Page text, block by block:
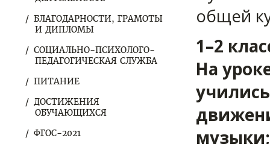
БЛАГОДАРНОСТИ, ГРАМОТЫ
И ДИПЛОМЫ
СОЦИАЛЬНО-ПСИХОЛОГО-
ПЕДАГОГИЧЕСКАЯ СЛУЖБА
ПИТАНИЕ
ДОСТИЖЕНИЯ
ОБУЧАЮЩИХСЯ
ФГОС-2021
общей
1–2
На